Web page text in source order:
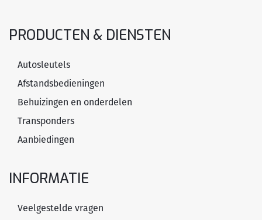
PRODUCTEN & DIENSTEN
Autosleutels
Afstandsbedieningen
Behuizingen en onderdelen
Transponders
Aanbiedingen
INFORMATIE
Veelgestelde vragen